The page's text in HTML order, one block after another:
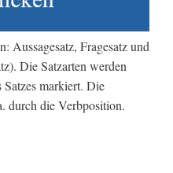
Aussagesatz, Fragesatz und
Die Satzarten werden
Satzes markiert. Die
durch die Verbposition.